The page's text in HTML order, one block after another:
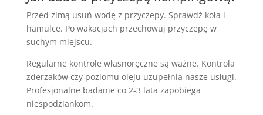
Przed zimą usuń wodę z przyczepy. Sprawdź koła i
hamulce. Po wakacjach przechowuj przyczepę w
suchym miejscu.
Regularne kontrole własnoręczne są ważne. Kontrola
zderzaków czy poziomu oleju uzupełnia nasze usługi.
Profesjonalne badanie co 2-3 lata zapobiega
niespodziankom.